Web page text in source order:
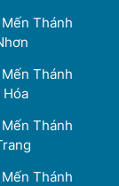
Thánh
Thánh
Hóa
Thánh
Thánh